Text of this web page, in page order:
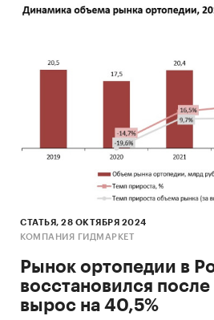
СТАТЬЯ, 28 ОКТЯБРЯ 2024
КОМПАНИЯ ГИДМАРКЕТ
Рынок ортопедии в
восстановился
вырос на 40,5%